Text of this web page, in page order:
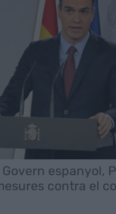
espanyol,
contra el